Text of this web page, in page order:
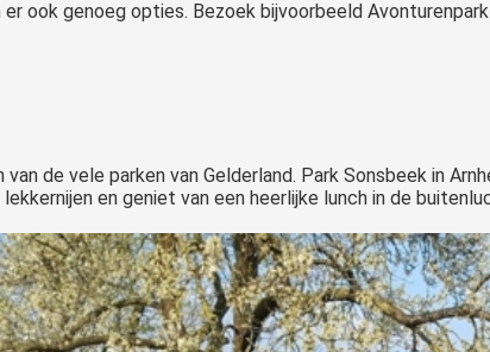
ook genoeg opties. Bezoek bijvoorbeeld
de vele parken van Gelderland. Park Sonsbeek in
en geniet van een heerlijke lunch in de